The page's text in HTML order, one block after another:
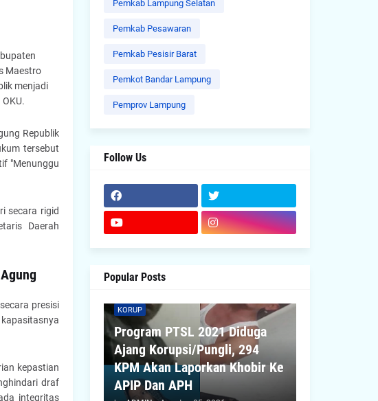
Maestro
menjadi
Republik
tersebut
"Menunggu
secara rigid
Daerah
presisi
kepastian
draf
integritas
Pemkab Lampung Selatan
Pemkab Pesawaran
Pemkab Pesisir Barat
Pemkot Bandar Lampung
Pemprov Lampung
Follow Us
Popular Posts
KORUP
Program PTSL 2021 Diduga
Ajang Korupsi/Pungli, 294
KPM Akan Laporkan Khobir Ke
APIP Dan APH